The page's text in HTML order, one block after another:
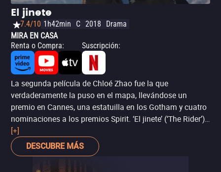
repentina muerte de su padre ausente, por lo que duda en
dejar sola a su madre y a su hermana menor.
El jinete
7.4/10 1h42min C 2018
Drama
MIRA EN CASA
Renta o Compra: Suscripción:
La segunda película de Chloé Zhao fue la que
verdaderamente la puso en el mapa, llevándose un
premio en Cannes, una estatuilla en los Gotham y cuatro
nominaciones a los premios Spirit. ‘El jinete’ (‘The Rider’)
cuenta la historia basada en hechos reales de un jinete
de rodeo, Brady (interpretado por él mismo), cuya brillante
carrera es frustrada por un accidente que le impide
[+]
DESCUBRE MÁS